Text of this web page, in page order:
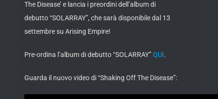
The Disease’ e lancia i preordini dell’album di
debutto “SOLARRAY”, che sarà disponibile dal 13
settembre su Arising Empire!
Pre-ordina l’album di debutto “SOLARRAY”QUI.
Guarda il nuovo video di “Shaking Off The Disease”: